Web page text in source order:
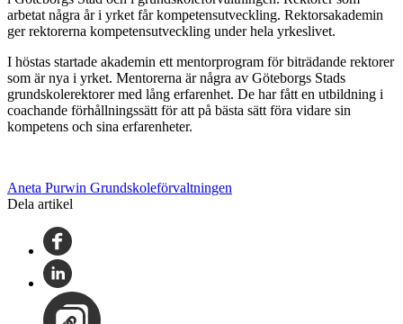
arbetat några år i yrket får kompetensutveckling. Rektorsakademin
ger rektorerna kompetensutveckling under hela yrkeslivet.
I höstas startade akademin ett mentorprogram för biträdande rektorer
som är nya i yrket. Mentorerna är några av Göteborgs Stads
grundskolerektorer med lång erfarenhet. De har fått en utbildning i
coachande förhållningssätt för att på bästa sätt föra vidare sin
kompetens och sina erfarenheter.
Aneta Purwin Grundskoleförvaltningen
Dela artikel